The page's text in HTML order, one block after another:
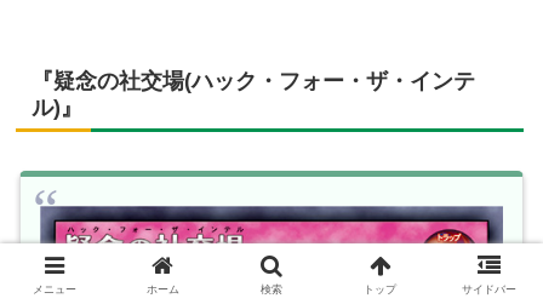
『疑念の社交場(ハック・フォー・ザ・インテ
ル)』
メニュー ホーム 検索 トップ サイドバー